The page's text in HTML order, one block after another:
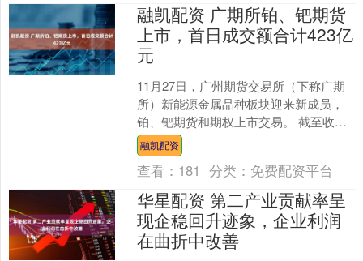
融凯配资 广期所铂、钯期货
上市，首日成交额合计423亿
元
11月27日，广州期货交易所（下称广期
所）新能源金属品种板块迎来新成员，
铂、钯期货和期权上市交易。 截至收
盘，铂期货报430.30元/克，收涨6.25%，
首日成....
融凯配资
查看： 181 分类： 免费配资平台
华星配资 第二产业贡献率呈
现企稳回升迹象，企业利润
在曲折中改善